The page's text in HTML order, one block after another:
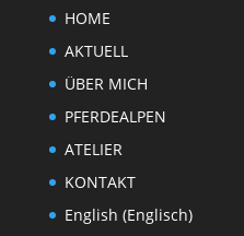
HOME
AKTUELL
ÜBER MICH
PFERDEALPEN
ATELIER
KONTAKT
English (Englisch)